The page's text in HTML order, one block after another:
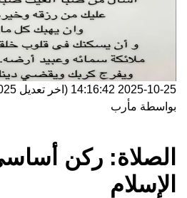
2025-10-25 14:16:42 (اخر تعديل 25 14:16:42
بواسطة مأرب
الصلاة: ركن
الإسلام